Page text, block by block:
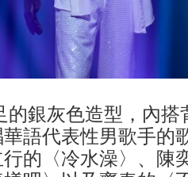
銀灰色造型，內搭
語代表性男歌手的
的〈冷水澡〉、陳